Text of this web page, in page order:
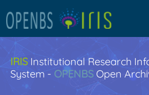
IRISInstitutional Research
System - OPENBS Open